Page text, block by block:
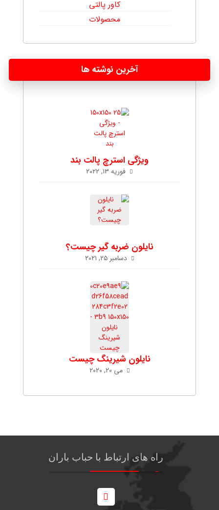
کاور پالتی
محصولات
آخرین نوشته ها
ویژگی استرچ پالت بند
فوریه ۱۳, ۲۰۲۲
نایلون ضربه گیر چیست؟
دسامبر ۲۵, ۲۰۲۱
نایلون شیرینگ چیست
می ۲۰, ۲۰۲۰
راه های ارتباط با حباب باران